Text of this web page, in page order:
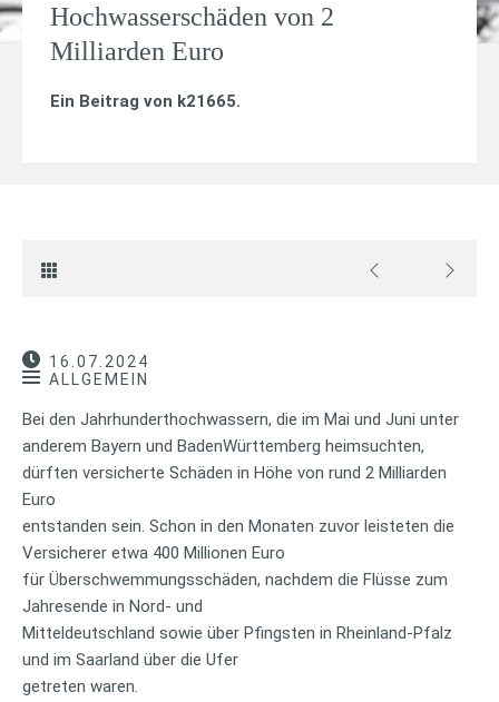
Hochwasserschäden von 2
Milliarden Euro
Ein Beitrag von k21665.
16.07.2024
ALLGEMEIN
Bei den Jahrhunderthochwassern, die im Mai und Juni unter
anderem Bayern und BadenWürttemberg heimsuchten,
dürften versicherte Schäden in Höhe von rund 2 Milliarden
Euro
entstanden sein. Schon in den Monaten zuvor leisteten die
Versicherer etwa 400 Millionen Euro
für Überschwemmungsschäden, nachdem die Flüsse zum
Jahresende in Nord- und
Mitteldeutschland sowie über Pfingsten in Rheinland-Pfalz
und im Saarland über die Ufer
getreten waren.